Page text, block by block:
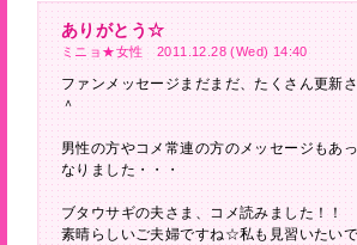
ありがとう☆
ミニョ★女性 2011.12.28 (Wed) 14:40
ファンメッセージまだまだ、たくさん更新
＾
男性の方やコメ常連の方のメッセージもあ
なりました・・・
ブタウサギの夫さま、コメ読みました！！
素晴らしいご夫婦ですね☆私も見習いたい